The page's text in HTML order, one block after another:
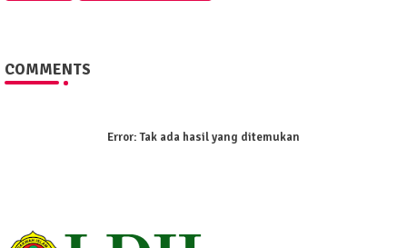
COMMENTS
Error:Tak ada hasil yang ditemukan